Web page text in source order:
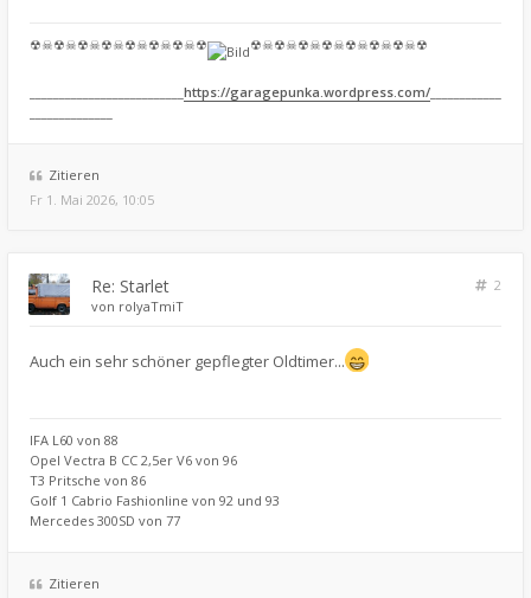
☢☠☢☠☢☠☢☠☢☠☢☠☢☠☢ ☢☠☢☠☢☠☢☠☢☠☢☠☢☠☢
https://garagepunka.wordpress.com/
Zitieren
Fr 1. Mai 2026, 10:05
Re: Starlet
2
von rolyaTmiT
Auch ein sehr schöner gepflegter Oldtimer...
IFA L60 von 88
Opel Vectra B CC 2,5er V6 von 96
T3 Pritsche von 86
Golf 1 Cabrio Fashionline von 92 und 93
Mercedes 300SD von 77
Zitieren